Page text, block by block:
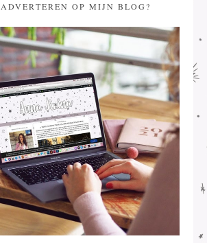
ADVERTEREN OP MIJN BLOG?